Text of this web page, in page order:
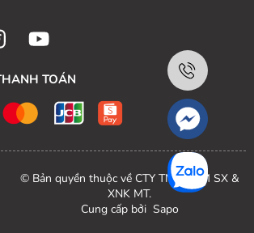
TOÁN
© Bản quyền thuộc về CTY TNHH TM SX &
XNK MT.
Cung cấp bởi Sapo